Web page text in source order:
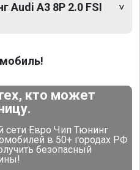
Audi A3 8P 2.0 FSI
кто может
сети Евро Чип Тюнинг
в 50+ городах РФ
безопасный